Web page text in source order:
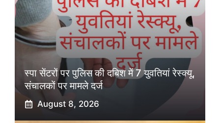
स्पा सेंटरों पर पुलिस की दबिश में 7 युवतियां रेस्क्यू,
संचालकों पर मामले दर्ज
August 8, 2026